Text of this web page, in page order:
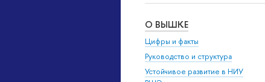
О ВЫШКЕ
Цифры и факты
Руководство и структура
Устойчивое развитие в НИУ